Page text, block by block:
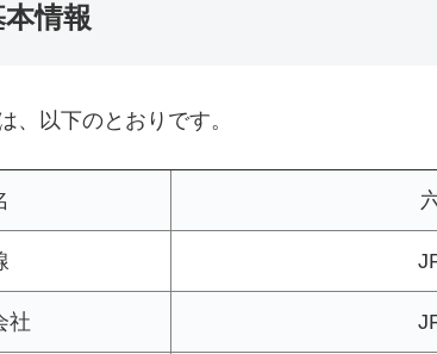
情報
、以下のとおりです。
社